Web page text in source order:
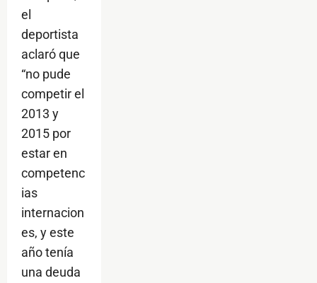
el
deportista
aclaró que
“no pude
competir el
2013 y
2015 por
estar en
competenc
ias
internacion
es, y este
año tenía
una deuda